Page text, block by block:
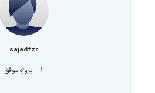
sajadfzr
1 پروژه موفق